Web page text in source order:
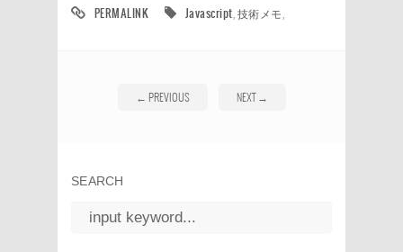
PERMALINK
Javascript 技術メモ
← PREVIOUS NEXT→
SEARCH